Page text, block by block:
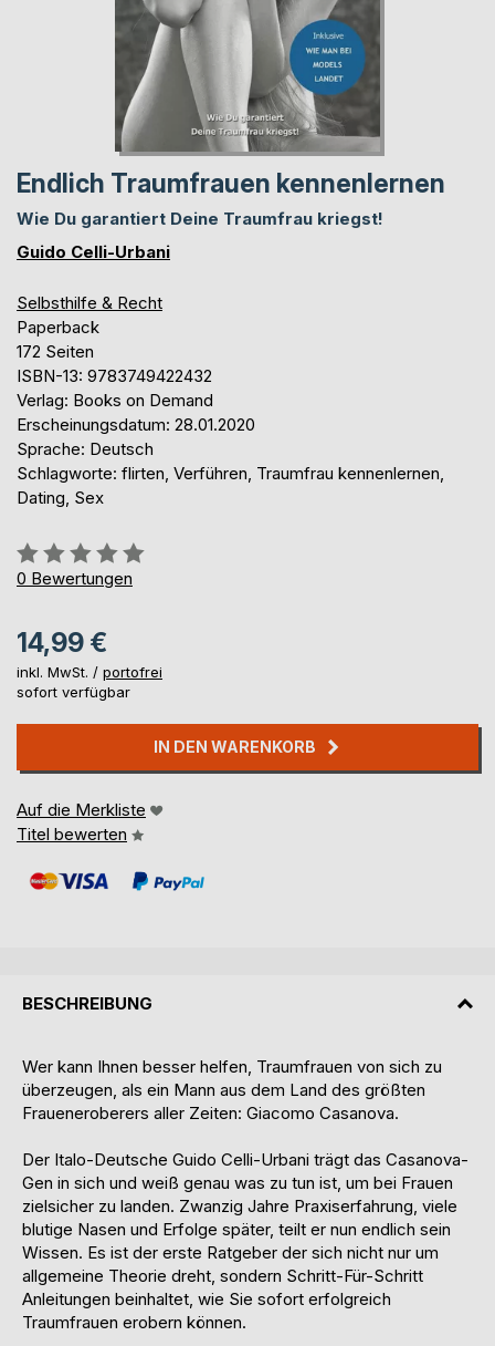
Endlich Traumfrauen kennenlernen
Wie Du garantiert Deine Traumfrau kriegst!
Guido Celli-Urbani
Selbsthilfe & Recht
Paperback
172 Seiten
ISBN-13: 9783749422432
Verlag: Books on Demand
Erscheinungsdatum: 28.01.2020
Sprache: Deutsch
Schlagworte: flirten, Verführen, Traumfrau kennenlernen,
Dating, Sex
Bewertung::
0%
0 Bewertungen
14,99 €
inkl. MwSt. / portofrei
sofort verfügbar
IN DEN WARENKORB
Auf die Merkliste
Titel bewerten
BESCHREIBUNG
Wer kann Ihnen besser helfen, Traumfrauen von sich zu
überzeugen, als ein Mann aus dem Land des größten
Fraueneroberers aller Zeiten: Giacomo Casanova.
Der Italo-Deutsche Guido Celli-Urbani trägt das Casanova-
Gen in sich und weiß genau was zu tun ist, um bei Frauen
zielsicher zu landen. Zwanzig Jahre Praxiserfahrung, viele
blutige Nasen und Erfolge später, teilt er nun endlich sein
Wissen. Es ist der erste Ratgeber der sich nicht nur um
allgemeine Theorie dreht, sondern Schritt-Für-Schritt
Anleitungen beinhaltet, wie Sie sofort erfolgreich
Traumfrauen erobern können.